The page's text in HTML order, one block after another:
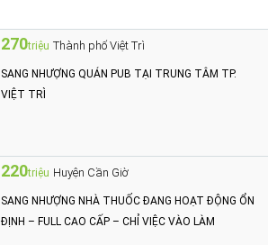
270triệu Thành phố Việt Trì
SANG NHƯỢNG QUÁN PUB TẠI TRUNG TÂM TP.
VIỆT TRÌ
220triệu Huyện Cần Giờ
SANG NHƯỢNG NHÀ THUỐC ĐANG HOẠT ĐỘNG ỔN
ĐỊNH – FULL CAO CẤP – CHỈ VIỆC VÀO LÀM